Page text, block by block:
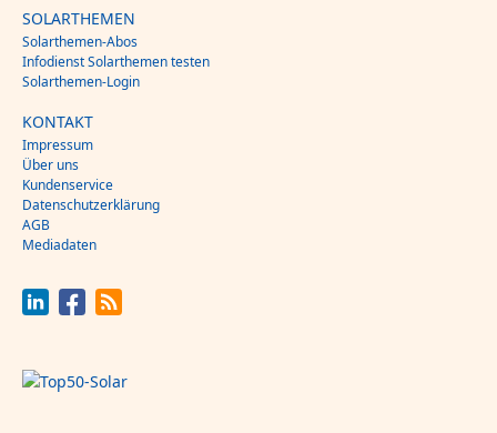
SOLARTHEMEN
Solarthemen-Abos
Infodienst Solarthemen testen
Solarthemen-Login
KONTAKT
Impressum
Über uns
Kundenservice
Datenschutzerklärung
AGB
Mediadaten